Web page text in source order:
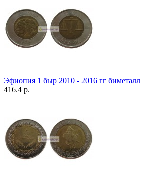
Эфиопия 1 быр 2010 - 2016 гг биметалл
416.4 р.